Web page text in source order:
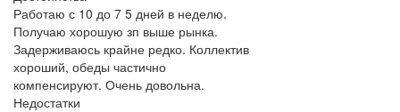
Работаю с 10 до 7 5 дней в неделю.
Получаю хорошую зп выше рынка.
Задерживаюсь крайне редко. Коллектив
хороший, обеды частично
компенсируют. Очень довольна.
Недостатки